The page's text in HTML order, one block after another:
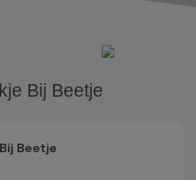
Bij Beetje
Beetje